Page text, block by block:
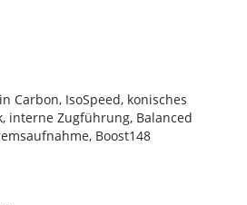
Carbon, IsoSpeed, konisches
interne Zugführung, Balanced
Boost148